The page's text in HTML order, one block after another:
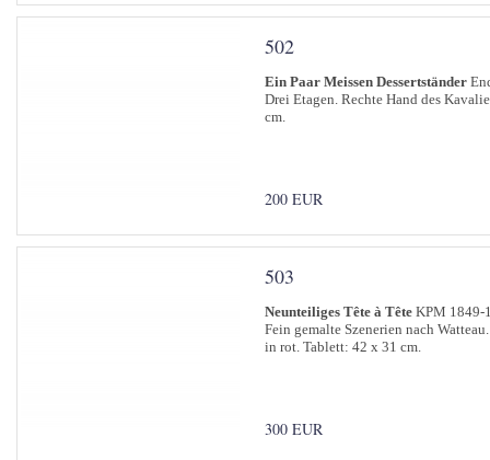
502
Ein Paar Meissen Dessertständer
Drei Etagen. Rechte Hand des
cm.
200 EUR
503
Neunteiliges Tête à Tête KPM 1849-
Fein gemalte Szenerien nach
in rot. Tablett: 42 x 31 cm.
300 EUR